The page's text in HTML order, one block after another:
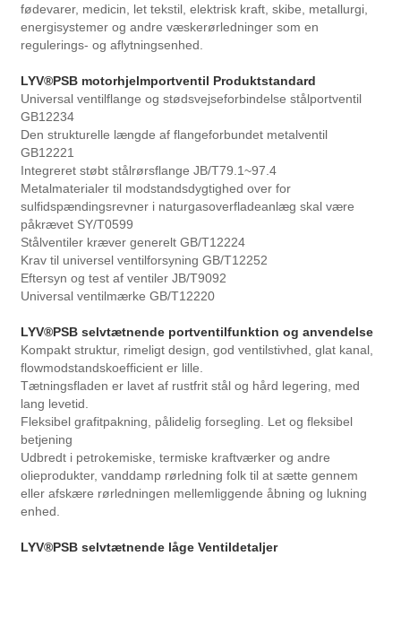
fødevarer, medicin, let tekstil, elektrisk kraft, skibe, metallurgi,
energisystemer og andre væskerørledninger som en
regulerings- og aflytningsenhed.
LYV®PSB motorhjelmportventil Produktstandard
Universal ventilflange og stødsvejseforbindelse stålportventil
GB12234
Den strukturelle længde af flangeforbundet metalventil
GB12221
Integreret støbt stålrørsflange JB/T79.1~97.4
Metalmaterialer til modstandsdygtighed over for
sulfidspændingsrevner i naturgasoverfladeanlæg skal være
påkrævet SY/T0599
Stålventiler kræver generelt GB/T12224
Krav til universel ventilforsyning GB/T12252
Eftersyn og test af ventiler JB/T9092
Universal ventilmærke GB/T12220
LYV®PSB selvtætnende portventilfunktion og anvendelse
Kompakt struktur, rimeligt design, god ventilstivhed, glat kanal,
flowmodstandskoefficient er lille.
Tætningsfladen er lavet af rustfrit stål og hård legering, med
lang levetid.
Fleksibel grafitpakning, pålidelig forsegling. Let og fleksibel
betjening
Udbredt i petrokemiske, termiske kraftværker og andre
olieprodukter, vanddamp rørledning folk til at sætte gennem
eller afskære rørledningen mellemliggende åbning og lukning
enhed.
LYV®PSB selvtætnende låge Ventildetaljer